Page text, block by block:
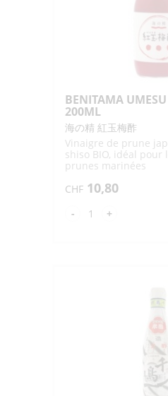
BENITAMA
200ML
海の精 紅玉梅酢
Vinaigre de prune
shiso BIO, idéal pour
prunes marinées
CHF 10,80
-
quantité
+